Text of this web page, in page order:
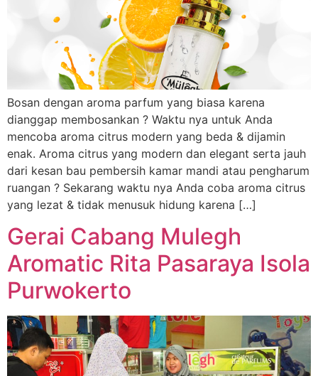
Bosan dengan aroma parfum yang biasa karena
dianggap membosankan ? Waktu nya untuk Anda
mencoba aroma citrus modern yang beda & dijamin
enak. Aroma citrus yang modern dan elegant serta jauh
dari kesan bau pembersih kamar mandi atau pengharum
ruangan ? Sekarang waktu nya Anda coba aroma citrus
yang lezat & tidak menusuk hidung karena […]
Gerai Cabang Mulegh
Aromatic Rita Pasaraya Isola
Purwokerto